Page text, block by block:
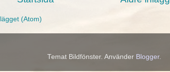
(Atom)
Temat Bildfönster. Använder Blogger.